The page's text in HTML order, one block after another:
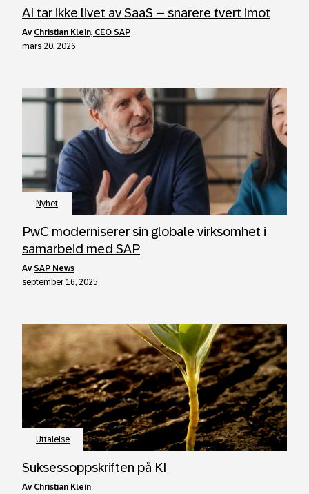
AI tar ikke livet av SaaS – snarere tvert imot
av Christian Klein, CEO SAP
mars 20, 2026
Nyhet
PwC moderniserer sin globale virksomhet i
samarbeid med SAP
avSAP News
september 16, 2025
Uttalelse
Suksessoppskriften på KI
av Christian Klein